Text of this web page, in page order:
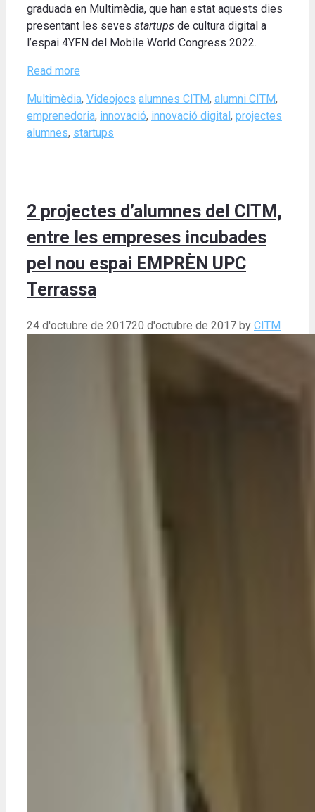
graduada en Multimèdia, que han estat aquests dies
presentant les seves startups de cultura digital a
l’espai 4YFN del Mobile World Congress 2022.
Read more
Categories
Multimèdia, Videojocs Tags
alumnes CITM, alumni CITM,
emprenedoria, innovació, innovació digital , projectes
alumnes, startups
2 projectes d’alumnes del CITM,
entre les empreses incubades
pel nou espai EMPRÈN UPC
Terrassa
24 d'octubre de 201720 d'octubre de 2017 by CITM